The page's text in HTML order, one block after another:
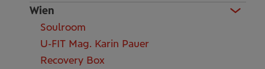
Wien
Soulroom
U-FIT Mag. Karin Pauer
Recovery Box